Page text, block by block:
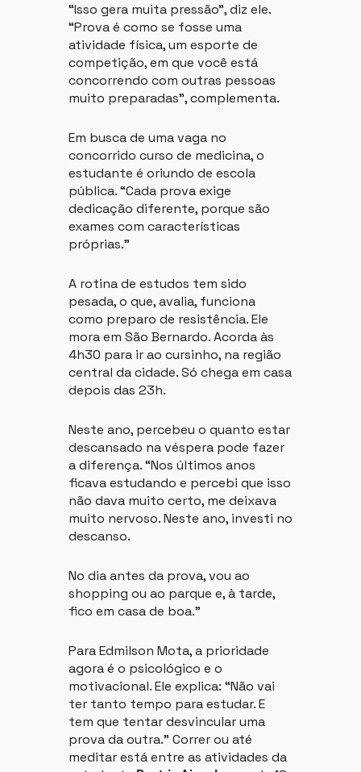
“Isso gera muita pressão”, diz ele.
“Prova é como se fosse uma
atividade física, um esporte de
competição, em que você está
concorrendo com outras pessoas
muito preparadas”, complementa.
Em busca de uma vaga no
concorrido curso de medicina, o
estudante é oriundo de escola
pública. “Cada prova exige
dedicação diferente, porque são
exames com características
próprias.”
A rotina de estudos tem sido
pesada, o que, avalia, funciona
como preparo de resistência. Ele
mora em São Bernardo. Acorda às
4h30 para ir ao cursinho, na região
central da cidade. Só chega em casa
depois das 23h.
Neste ano, percebeu o quanto estar
descansado na véspera pode fazer
a diferença. “Nos últimos anos
ficava estudando e percebi que isso
não dava muito certo, me deixava
muito nervoso. Neste ano, investi no
descanso.
No dia antes da prova, vou ao
shopping ou ao parque e, à tarde,
fico em casa de boa.”
Para Edmilson Mota, a prioridade
agora é o psicológico e o
motivacional. Ele explica: “Não vai
ter tanto tempo para estudar. E
tem que tentar desvincular uma
prova da outra.” Correr ou até
meditar está entre as atividades da